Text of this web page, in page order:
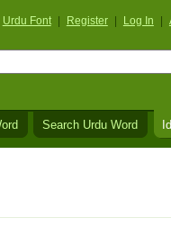
Urdu Font Register Log In
Search Urdu Word